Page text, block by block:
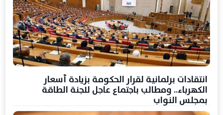
انتقادات برلمانية لقرار الحكومة بزيادة أسعار
الكهرباء.. ومطالب باجتماع عاجل للجنة الطاقة
بمجلس النواب